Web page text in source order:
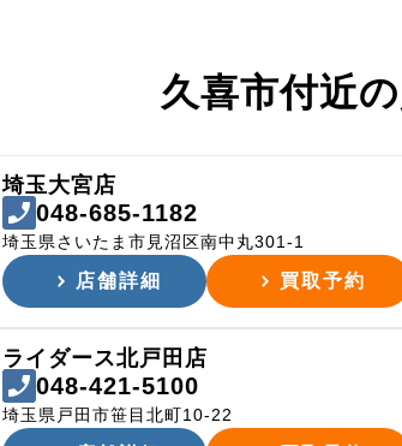
久喜市付近の
埼玉大宮店
048-685-1182
埼玉県さいたま市見沼区南中丸301-1
店舗詳細 買取予約
ライダース北戸田店
048-421-5100
埼玉県戸田市笹目北町10-22